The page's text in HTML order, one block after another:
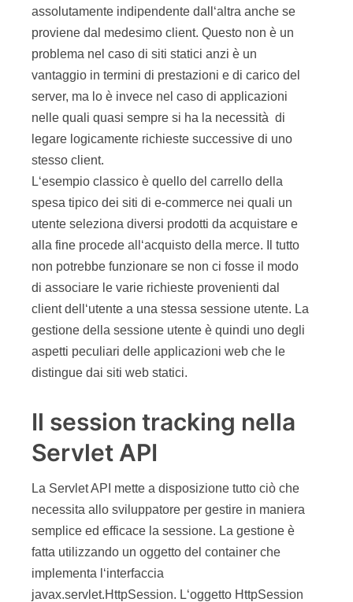
assolutamente indipendente dall‘altra anche se
proviene dal medesimo client. Questo non è un
problema nel caso di siti statici anzi è un
vantaggio in termini di prestazioni e di carico del
server, ma lo è invece nel caso di applicazioni
nelle quali quasi sempre si ha la necessità di
legare logicamente richieste successive di uno
stesso client.
L‘esempio classico è quello del carrello della
spesa tipico dei siti di e-commerce nei quali un
utente seleziona diversi prodotti da acquistare e
alla fine procede all‘acquisto della merce. Il tutto
non potrebbe funzionare se non ci fosse il modo
di associare le varie richieste provenienti dal
client dell‘utente a una stessa sessione utente. La
gestione della sessione utente è quindi uno degli
aspetti peculiari delle applicazioni web che le
distingue dai siti web statici.
Il session tracking nella
Servlet API
La Servlet API mette a disposizione tutto ciò che
necessita allo sviluppatore per gestire in maniera
semplice ed efficace la sessione. La gestione è
fatta utilizzando un oggetto del container che
implementa l‘interfaccia
javax.servlet.HttpSession. L‘oggetto HttpSession